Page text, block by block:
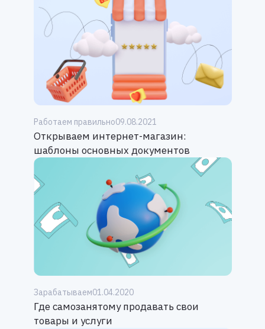
Работаем правильно09.08.2021
Открываем интернет-магазин:
шаблоны основных документов
Зарабатываем01.04.2020
Где самозанятому продавать свои
товары и услуги